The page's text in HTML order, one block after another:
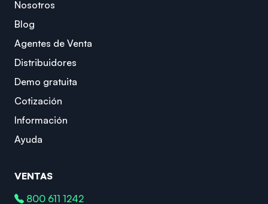
Nosotros
Blog
Agentes de Venta
Distribuidores
Demo gratuita
Cotización
Información
Ayuda
VENTAS
800 611 1242